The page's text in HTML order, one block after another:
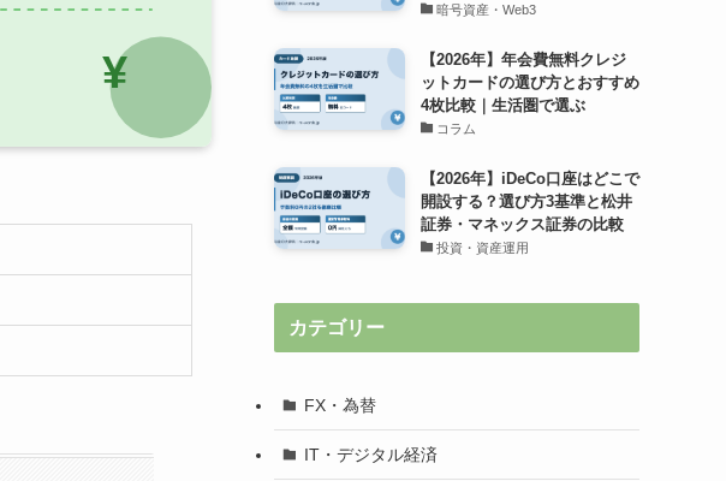
暗号資産・Web3
【2026年】年会費無料クレジ
ットカードの選び方とおすすめ
4枚比較｜生活圏で選ぶ
コラム
【2026年】iDeCo口座はどこで
開設する？選び方3基準と松井
証券・マネックス証券の比較
投資・資産運用
カテゴリー
FX・為替
IT・デジタル経済